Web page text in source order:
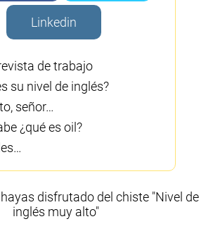
Linkedin
de trabajo
su nivel de inglés?
señor…
¿qué es oil?
disfrutado del chiste "Nivel de
inglés muy alto"